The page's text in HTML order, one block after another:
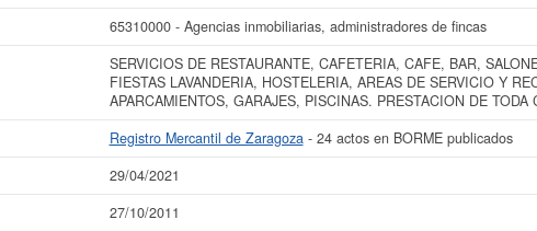
65310000 - Agencias inmobiliarias, administradores de fincas
SERVICIOS DE RESTAURANTE, CAFETERIA, CAFE, BAR,
FIESTAS LAVANDERIA, HOSTELERIA, AREAS DE SERVICIO Y
APARCAMIENTOS, GARAJES, PISCINAS. PRESTACION DE TODA
Registro Mercantil de Zaragoza- 24 actos en BORME publicados
29/04/2021
27/10/2011